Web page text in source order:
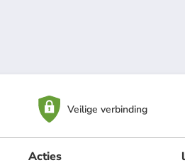
Veilige verbinding
Acties